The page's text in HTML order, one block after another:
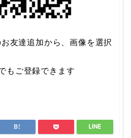
友達追加から、画像を選択
もご登録できます